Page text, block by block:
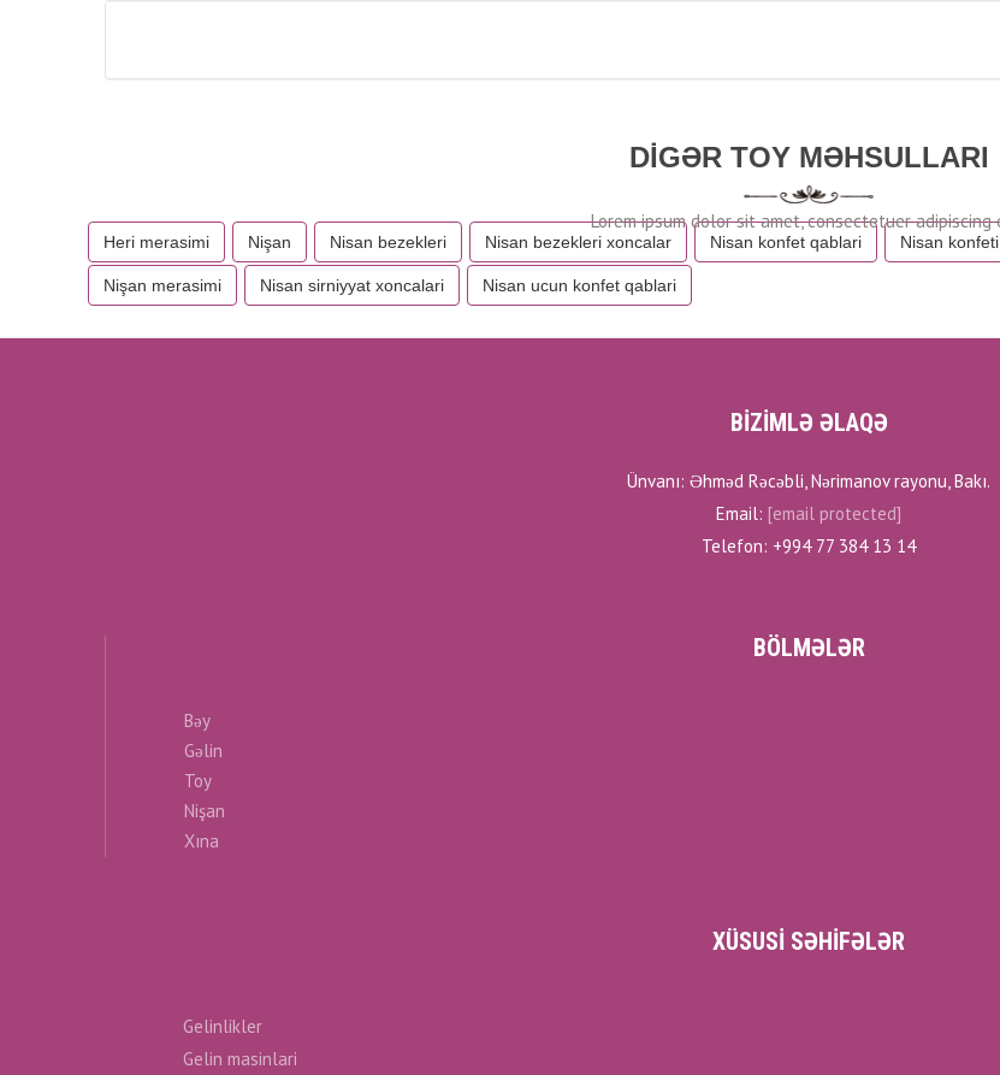
DIGƏR TOY MƏHSULLARI
Heri merasimi Nişan Nisan bezekleri Nisan bezekleri xoncalar Nisan konfet qablari Nisan konfeti
Nişan merasimi Nisan sirniyyat xoncalari Nisan ucun konfet qablari
BİZİMLƏ ƏLAQƏ
Ünvanı: Əhməd Rəcəbli, Nərimanov rayonu, Bakı.
Email: [email protected]
Telefon: +994 77 384 13 14
BÖLMƏLƏR
Bəy
Gəlin
Toy
Nişan
Xına
XÜSUSI SƏHIFƏLƏR
Gelinlikler
Gelin masinlari